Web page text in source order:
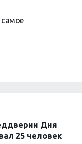
Дня
25 человек